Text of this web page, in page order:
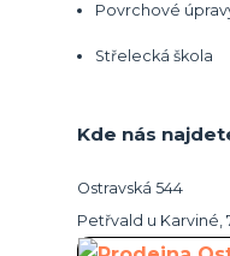
Povrchové
Střelecká škola
Kde nás
Ostravská 544
Petřvald u Karviné,